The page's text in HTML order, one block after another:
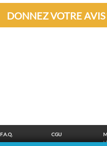
DONNEZ VOTRE AVIS
F.A.Q. CGU